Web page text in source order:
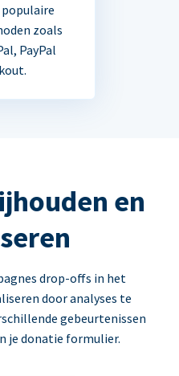
zoals
PayPal
en
drop-offs in het
door analyses te
gebeurtenissen
je donatie formulier.